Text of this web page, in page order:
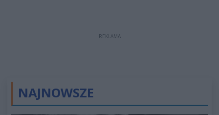
REKLAMA
NAJNOWSZE